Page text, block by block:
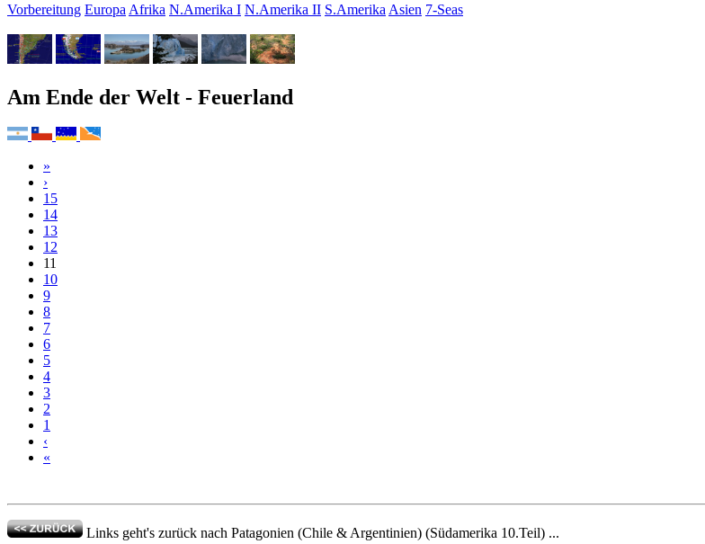
Vorbereitung Europa Afrika N.Amerika I N.Amerika II S.Amerika Asien 7-Seas
Am Ende der Welt - Feuerland
»
›
15
14
13
12
11
10
9
8
7
6
5
4
3
2
1
‹
«
Links geht's zurück nach Patagonien (Chile & Argentinien) (Südamerika 10.Teil) ...